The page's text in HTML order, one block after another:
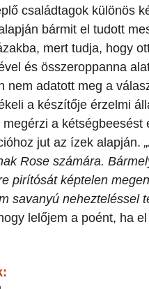
családtagok különös
bármit el tudott
mert tudja, hogy
és összeroppanna
nem adatott meg a
a készítője érzelmi
a kétségbeesést
jut az ízek alapján.
Rose számára.
pirítósát képtelen
savanyú nehezteléssel
lelőjem a poént, ha